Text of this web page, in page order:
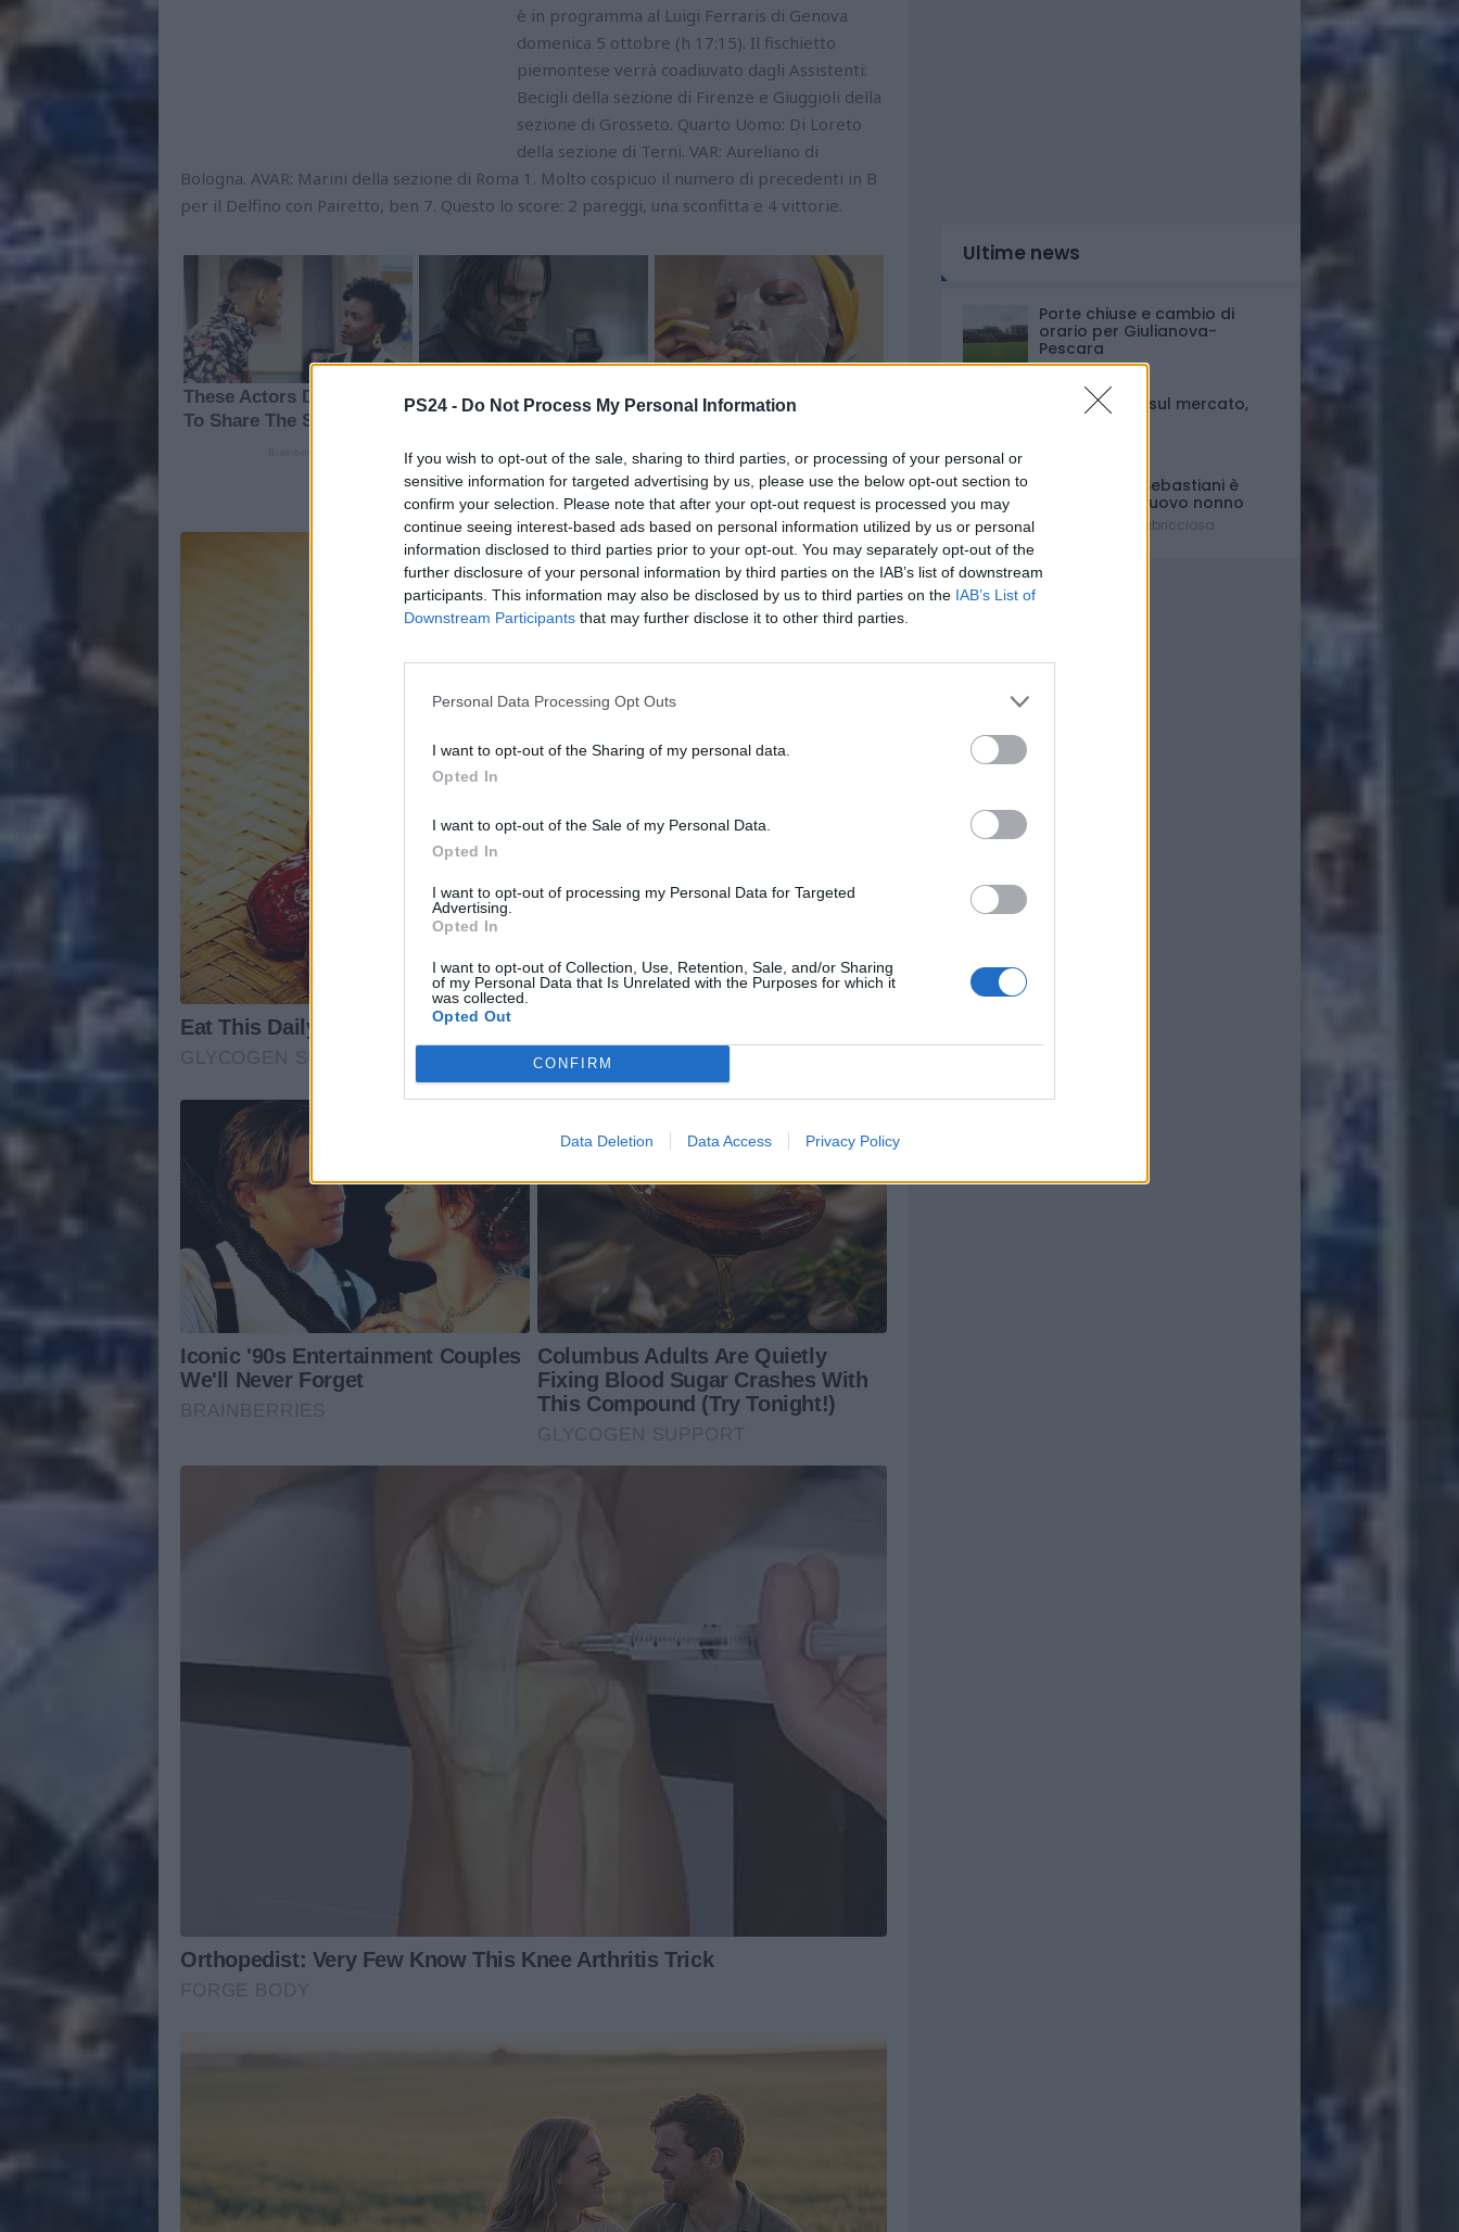
PS24 - Do Not Process My Personal Information
If you wish to opt-out of the sale, sharing to third parties, or processing of your personal or
sensitive information for targeted advertising by us, please use the below opt-out section to
confirm your selection. Please note that after your opt-out request is processed you may
continue seeing interest-based ads based on personal information utilized by us or personal
information disclosed to third parties prior to your opt-out. You may separately opt-out of the
further disclosure of your personal information by third parties on the IAB’s list of downstream
participants. This information may also be disclosed by us to third parties on the IAB’s List of
Downstream Participants that may further disclose it to other third parties.
Personal Data Processing Opt Outs
I want to opt-out of the Sharing of my personal data.
Opted In
I want to opt-out of the Sale of my Personal Data.
Opted In
I want to opt-out of processing my Personal Data for Targeted
Advertising.
Opted In
I want to opt-out of Collection, Use, Retention, Sale, and/or Sharing
of my Personal Data that Is Unrelated with the Purposes for which it
was collected.
Opted Out
CONFIRM
Data Deletion Data Access Privacy Policy
è in programma al Luigi Ferraris di Genova
domenica 5 ottobre (h 17:15). Il fischietto
piemontese verrà coadiuvato dagli Assistenti:
Becigli della sezione di Firenze e Giuggioli della
sezione di Grosseto. Quarto Uomo: Di Loreto
della sezione di Terni. VAR: Aureliano di
Bologna. AVAR: Marini della sezione di Roma 1. Molto cospicuo il numero di precedenti in B
per il Delfino con Pairetto, ben 7. Questo lo score: 2 pareggi, una sconfitta e 4 vittorie.
Ultime news
Porte chiuse e cambio di
orario per Giulianova-
Pescara
Ultim'ora
Fase di stallo sul mercato,
Il presidente Sebastiani è
diventato di nuovo nonno
È nato Lorenzo Labricciosa